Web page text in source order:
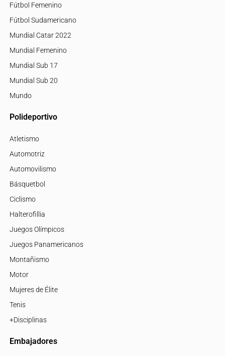
Fútbol Femenino
Fútbol Sudamericano
Mundial Catar 2022
Mundial Femenino
Mundial Sub 17
Mundial Sub 20
Mundo
Polideportivo
Atletismo
Automotriz
Automovilismo
Básquetbol
Ciclismo
Halterofillia
Juegos Olímpicos
Juegos Panamericanos
Montañismo
Motor
Mujeres de Élite
Tenis
+Disciplinas
Embajadores